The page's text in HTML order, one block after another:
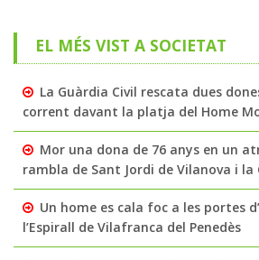
EL MÉS VIST A SOCIETAT
La Guàrdia Civil rescata dues
corrent davant la platja del Home
Mor una dona de 76 anys en un
rambla de Sant Jordi de Vilanova i la
Un home es cala foc a les portes
l’Espirall de Vilafranca del Penedès